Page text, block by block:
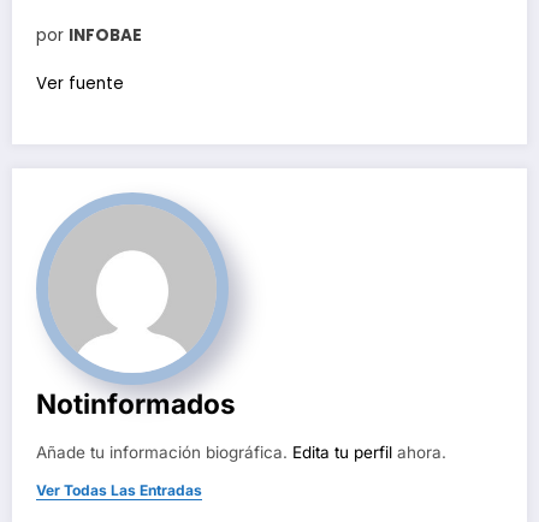
por INFOBAE
Ver fuente
Notinformados
Añade tu información biográfica. Edita tu perfil ahora.
Ver Todas Las Entradas